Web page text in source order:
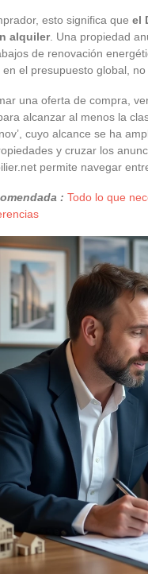
esto significa que el
alquiler. Una propiedad
de renovación
el presupuesto global, no
una oferta de compra,
alcanzar al menos la
cuyo alcance se ha
y cruzar los
permite navegar
: Todo lo que